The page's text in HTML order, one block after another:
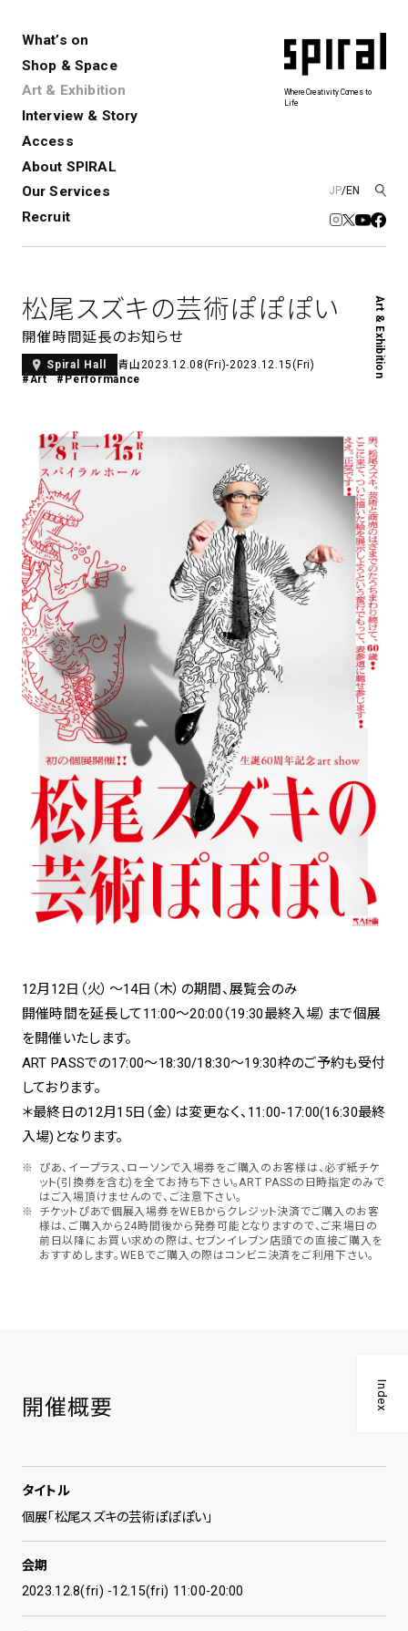
What’s on
Shop & Space
Art & Exhibition
Interview & Story
Access
About SPIRAL
Our Services
Recruit
JP/EN
Where Creativity Comes to
Life
Spiral
Spiral Market6
アトレ吉祥寺
KITTE丸の内
⼆⼦⽟川 Dogwood Plaza
横浜赤レンガ倉庫
ルクア⼤阪
Spiral Hall
Nail Salon4
Spiral Nail Salon 青山
Spiral Nail Salon NEWoMan
⾼輪
naila 横浜ランドマーク
naila 大宮そごう
Café3
Spiral Café 青山
Spiral Garden 福岡ワンビル
CAFE AALTO 新丸ビル
Spiral Rendezvous
Store1
Spiral Rendezvous Store
グランスタ東京店
Others3
spiral art gallery 名古屋
MoN Park Cafe by Spiral
Exhibition
展覧会やイベント
演劇やダンス、ライブ公演、イベント
Art Projects
とした公募展形式のアートフェスティ
Spiral Schole
スパイラルが推進するエデュケーシ
ョンプログラム
Spiral Print Collection
スパイラルが提案するオリジナルプ
リント作品
SPIRALのご紹介
Spiral Annual Report プレスリリース
採用情報 お問い合わせ
レンタルスペース
コンサルティング 商品開発
新卒採用
アルバイト・その他
松尾スズキの芸術ぽぽぽい
開催時間延長のお知らせ
Spiral Hall 青山 2023.12.08(Fri)-2023.12.15(Fri)
#Art
#Performance
Art & Exhibition
Index
12月12日（火）～14日（木）の期間、展覧会のみ
開催時間を延長して11:00～20:00（19:30最終入場）まで個展
を開催いたします。
ART PASSでの17:00～18:30/18:30～19:30枠のご予約も受付
しております。
＊最終日の12月15日（金）は変更なく、11:00-17:00(16:30最終
入場)となります。
ぴあ、イープラス、ローソンで入場券をご購入のお客様は、必ず紙チケ
ット(引換券を含む)を全てお持ち下さい。ART PASSの日時指定のみで
はご入場頂けませんので、ご注意下さい。
チケットぴあで個展入場券をWEBからクレジット決済でご購入のお客
様は、ご購入から24時間後から発券可能となりますので、ご来場日の
前日以降にお買い求めの際は、セブンイレブン店頭での直接ご購入を
おすすめします。WEBでご購入の際はコンビニ決済をご利用下さい。
開催概要
タイトル
個展「松尾スズキの芸術ぽぽぽい」
会期
2023.12.8(fri) -12.15(fri) 11:00-20:00